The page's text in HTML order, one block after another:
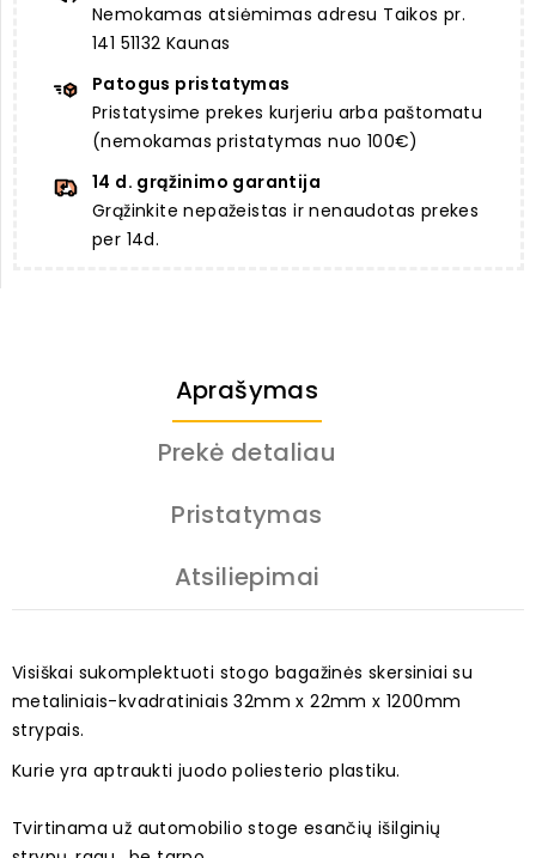
Nemokamas atsiėmimas adresu Taikos pr.
141 51132 Kaunas
Patogus pristatymas
Pristatysime prekes kurjeriu arba paštomatu
(nemokamas pristatymas nuo 100€)
14 d. grąžinimo garantija
Grąžinkite nepažeistas ir nenaudotas prekes
per 14d.
Aprašymas
Prekė detaliau
Pristatymas
Atsiliepimai
Visiškai sukomplektuoti stogo bagažinės skersiniai su
metaliniais-kvadratiniais 32mm x 22mm x 1200mm
strypais.
Kurie yra aptraukti juodo poliesterio plastiku.
Tvirtinama už automobilio stoge esančių išilginių